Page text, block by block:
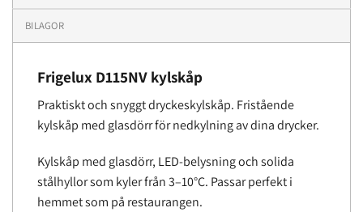
BILAGOR
Frigelux D115NV kylskåp
Praktiskt och snyggt dryckeskylskåp. Fristående
kylskåp med glasdörr för nedkylning av dina drycker.
Kylskåp med glasdörr, LED-belysning och solida
stålhyllor som kyler från 3–10°C. Passar perfekt i
hemmet som på restaurangen.